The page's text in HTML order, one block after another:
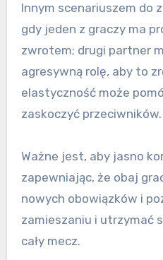
Innym scenariuszem do
gdy jeden z graczy ma
zwrotem; drugi partner
agresywną rolę, aby to
elastyczność może
zaskoczyć przeciwników.
Ważne jest, aby jasno
zapewniając, że obaj
nowych obowiązków i
zamieszaniu i utrzymać
cały mecz.